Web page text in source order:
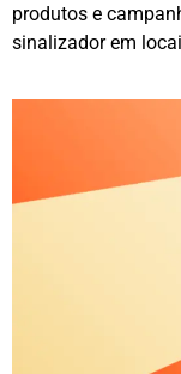
produtos e
sinalizador em